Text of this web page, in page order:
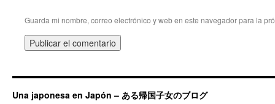
Guarda mi nombre, correo electrónico y web en este navegador para la
Una japonesa en Japón – ある帰国子女のブログ